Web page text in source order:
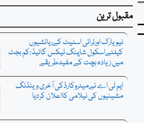
مقبول ترین
نیویارک اورٹرائی اسٹیٹ کےرہائشیوں
کیلئےاسکول شاپنگ ٹیکس گائیڈ:کم بجٹ
میں زیادہ بچت کے مفیدطریقے
ایم ٹی اے نےمیٹروکارڈکی آخری وینڈنگ
مشینیوں کی نیلامی کااعلان کردیا